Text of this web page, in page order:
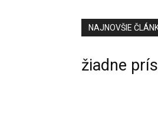
NAJNOVŠIE
žiadne